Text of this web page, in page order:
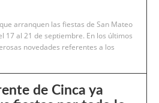
arranquen las fiestas de San Mateo
17 al 21 de septiembre. En los últimos
novedades referentes a los
de Cinca ya